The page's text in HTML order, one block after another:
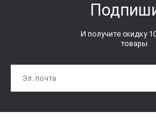
И получите скидку
товары